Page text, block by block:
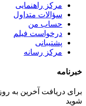
مرکز راهنمایی
سؤالات متداول
حساب من
درخواست فیلم
پشتیبانی
مرکز رسانه
خبرنامه
برای دریافت آخرین به
شوید